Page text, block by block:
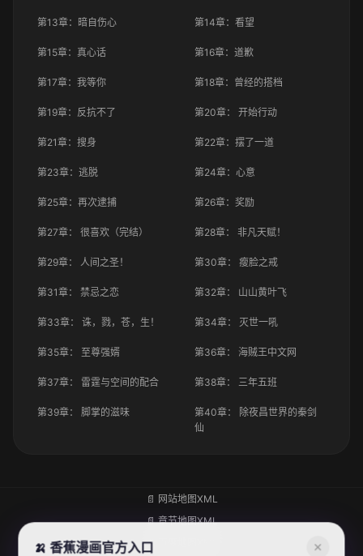
第13章：暗自伤心 第14章：看望
第15章：真心话 第16章：道歉
第17章：我等你 第18章：曾经的搭档
第19章：反抗不了 第20章： 开始行动
第21章：搜身 第22章：摆了一道
第23章：逃脱 第24章：心意
第25章：再次逮捕 第26章：奖励
第27章： 很喜欢（完结） 第28章： 非凡天赋！
第29章： 人间之圣！ 第30章： 瘦脸之戒
第31章： 禁忌之恋 第32章： 山山黄叶飞
第33章： 诛，戮，苍，生！ 第34章： 灭世一吼
第35章： 至尊强婿 第36章： 海贼王中文网
第37章： 雷霆与空间的配合 第38章： 三年五班
第39章： 脚掌的滋味
第40章： 除夜昌世界的秦剑
仙
📄 网站地图XML
📄 章节地图XML
📄 百度地图XML
🍌 香蕉漫画官方入口 ✕